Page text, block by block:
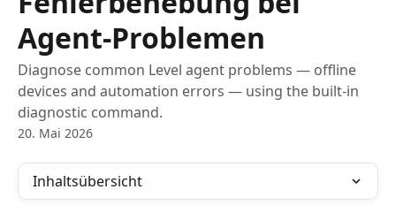
Agent-Problemen
Diagnose common Level agent problems — offline
devices and automation errors — using the built-in
diagnostic command.
20. Mai 2026
Inhaltsübersicht